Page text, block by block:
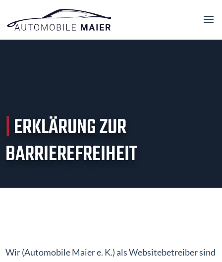
|ERKLÄRUNG ZUR
BARRIEREFREIHEIT
Wir (Automobile Maier e. K.) als Websitebetreiber sind